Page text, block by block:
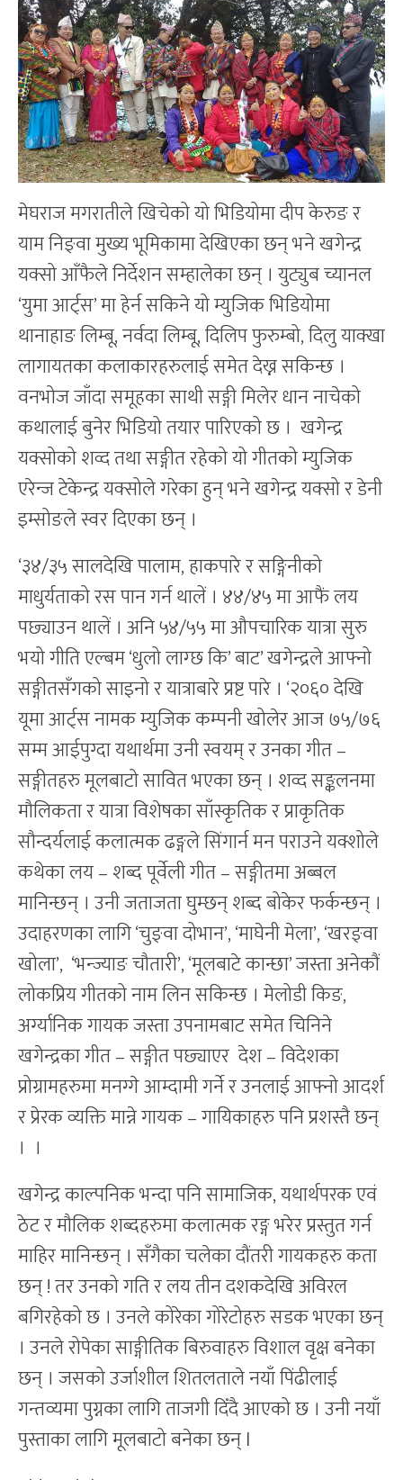
मेघराज मगरातीले खिचेको यो भिडियोमा दीप केरुङ र
याम निङ्वा मुख्य भूमिकामा देखिएका छन् भने खगेन्द्र
यक्सो आँफैले निर्देशन सम्हालेका छन् । युट्युब च्यानल
‘युमा आर्ट्स’ मा हेर्न सकिने यो म्युजिक भिडियोमा
थानाहाङ लिम्बू, नर्वदा लिम्बू, दिलिप फुरुम्बो, दिलु याक्खा
लागायतका कलाकारहरुलाई समेत देख्न सकिन्छ ।
वनभोज जाँदा समूहका साथी सङ्गी मिलेर धान नाचेको
कथालाई बुनेर भिडियो तयार पारिएको छ । खगेन्द्र
यक्सोको शव्द तथा सङ्गीत रहेको यो गीतको म्युजिक
एरेन्ज टेकेन्द्र यक्सोले गरेका हुन् भने खगेन्द्र यक्सो र डेनी
इम्सोङले स्वर दिएका छन् ।
‘३४/३५ सालदेखि पालाम, हाकपारे र सङ्गिनीको
माधुर्यताको रस पान गर्न थालें । ४४/४५ मा आफैं लय
पछ्याउन थालें । अनि ५४/५५ मा औपचारिक यात्रा सुरु
भयो गीति एल्बम ‘धुलो लाग्छ कि’ बाट’ खगेन्द्रले आफ्नो
सङ्गीतसँगको साइनो र यात्राबारे प्रष्ट पारे । ‘२०६० देखि
यूमा आर्ट्स नामक म्युजिक कम्पनी खोलेर आज ७५/७६
सम्म आईपुग्दा यथार्थमा उनी स्वयम् र उनका गीत –
सङ्गीतहरु मूलबाटो सावित भएका छन् । शव्द सङ्कलनमा
मौलिकता र यात्रा विशेषका साँस्कृतिक र प्राकृतिक
सौन्दर्यलाई कलात्मक ढङ्गले सिंगार्न मन पराउने यक्शोले
कथेका लय – शब्द पूर्वेली गीत – सङ्गीतमा अब्बल
मानिन्छन् । उनी जताजता घुम्छन् शब्द बोकेर फर्कन्छन् ।
उदाहरणका लागि ‘चुङ्वा दोभान’, ‘माघेनी मेला’, ‘खरङ्वा
खोला’, ‘भन्ज्याङ चौतारी’, ‘मूलबाटे कान्छा’ जस्ता अनेकौं
लोकप्रिय गीतको नाम लिन सकिन्छ । मेलोडी किङ,
अर्ग्यानिक गायक जस्ता उपनामबाट समेत चिनिने
खगेन्द्रका गीत – सङ्गीत पछ्याएर देश – विदेशका
प्रोग्रामहरुमा मनग्गे आम्दामी गर्ने र उनलाई आफ्नो आदर्श
र प्रेरक व्यक्ति मान्ने गायक – गायिकाहरु पनि प्रशस्तै छन्
। ।
खगेन्द्र काल्पनिक भन्दा पनि सामाजिक, यथार्थपरक एवं
ठेट र मौलिक शब्दहरुमा कलात्मक रङ्ग भरेर प्रस्तुत गर्न
माहिर मानिन्छन् । सँगैका चलेका दौंतरी गायकहरु कता
छन् ! तर उनको गति र लय तीन दशकदेखि अविरल
बगिरहेको छ । उनले कोरेका गोरेटोहरु सडक भएका छन्
। उनले रोपेका साङ्गीतिक बिरुवाहरु विशाल वृक्ष बनेका
छन् । जसको उर्जाशील शितलताले नयाँ पिंढीलाई
गन्तव्यमा पुग्नका लागि ताजगी दिँदै आएको छ । उनी नयाँ
पुस्ताका लागि मूलबाटो बनेका छन् l